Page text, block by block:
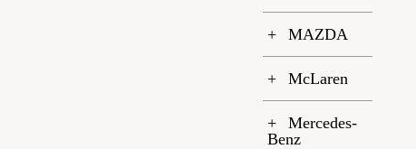
MAZDA
McLaren
Mercedes-
Benz